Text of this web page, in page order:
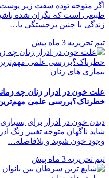
اگر متوجه توده سفت زیر پوست
طبیعی است که نگران شده
زندگی با چنین برجستگی یا…
تیم تحریریه 3 ماه پیش
بیماری های زنان
علت خون در ادرار زنان چه
خطرناک؟بررسی علمی مهم‌ترین
دیدن خون در ادرار برای
شاید ناگهان متوجه تغییر رنگ
وجود خون شوید و بلافاصله…
تیم تحریریه 3 ماه پیش